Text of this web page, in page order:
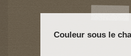
Couleur sous le